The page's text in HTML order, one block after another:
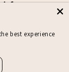
Shopify
best experience